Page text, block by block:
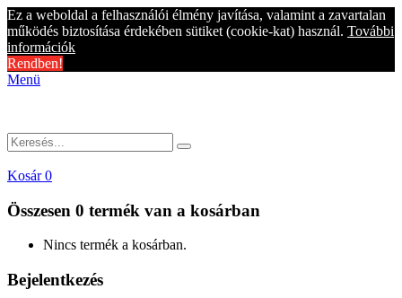
Ez a weboldal a felhasználói élmény javítása, valamint a zavartalan
működés biztosítása érdekében sütiket (cookie-kat) használ. További
információk
Rendben!
Menü
Kosár 0
Összesen 0 termék van a kosárban
Nincs termék a kosárban.
Bejelentkezés